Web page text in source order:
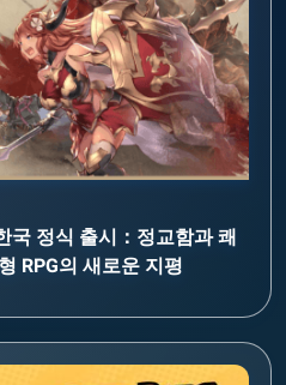
국 정식 출시：정교함과 쾌
RPG의 새로운 지평